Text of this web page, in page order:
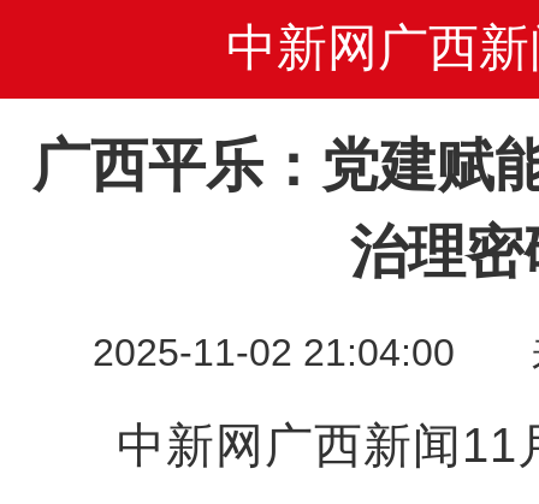
中新网广西新
广西平乐：党建赋
治理密
2025-11-02 21:04:00
中新网广西新闻11